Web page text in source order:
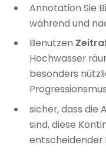
Annotation Sie
während und
Benutzen
Hochwasser
besonders
sicher, dass die
sind, diese
entscheidender